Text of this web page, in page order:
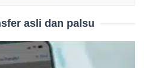
asli dan palsu